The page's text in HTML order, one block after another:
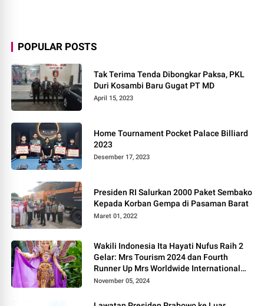
POPULAR POSTS
Tak Terima Tenda Dibongkar Paksa, PKL
Duri Kosambi Baru Gugat PT MD
April 15, 2023
Home Tournament Pocket Palace Billiard
2023
Desember 17, 2023
Presiden RI Salurkan 2000 Paket Sembako
Kepada Korban Gempa di Pasaman Barat
Maret 01, 2022
Wakili Indonesia Ita Hayati Nufus Raih 2
Gelar: Mrs Tourism 2024 dan Fourth
Runner Up Mrs Worldwide International
2024, di Pemilihan Mrs Worldwide 2024
November 05, 2024